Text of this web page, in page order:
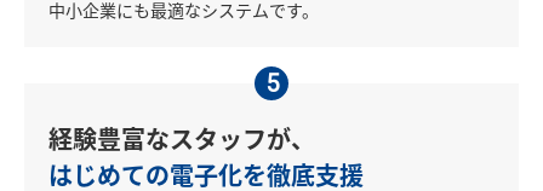
中小企業にも最適なシステムです。
5
経験豊富なスタッフが、
はじめての電子化を徹底支援